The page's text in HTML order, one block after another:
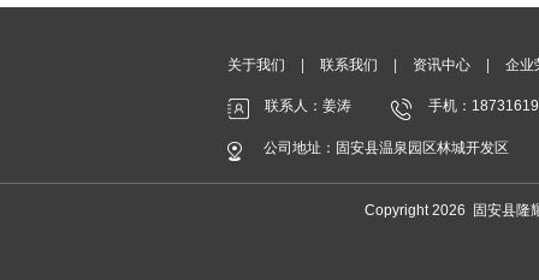
关于我们 联系我们 资讯中心 企业
联系人：姜涛 手机：
公司地址：固安县温泉园区林城开发区
Copyright 2026 固安县